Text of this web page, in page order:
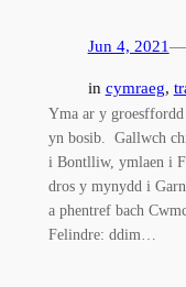
Jun 4, 2021—
in cymraeg,
Yma ar y
yn bosib. Gallwch
i Bontlliw, ymlaen i
dros y mynydd i
a phentref bach
Felindre: ddim…